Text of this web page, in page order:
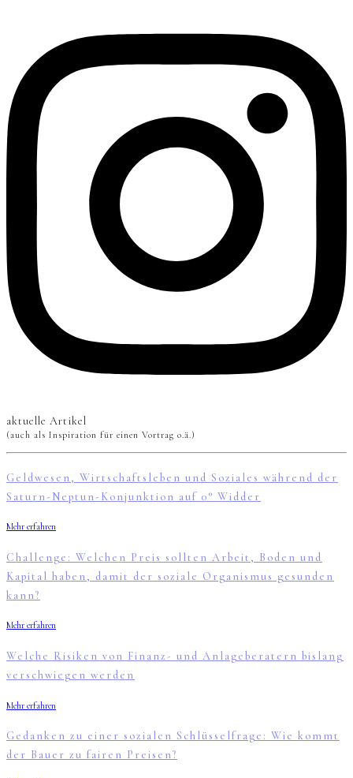
aktuelle Artikel
(auch als Inspiration für einen Vortrag o.ä.)
Geldwesen, Wirtschaftsleben und Soziales während der
Saturn-Neptun-Konjunktion auf 0° Widder
Mehr erfahren
Challenge: Welchen Preis sollten Arbeit, Boden und
Kapital haben, damit der soziale Organismus gesunden
kann?
Mehr erfahren
Welche Risiken von Finanz- und Anlageberatern bislang
verschwiegen werden
Mehr erfahren
Gedanken zu einer sozialen Schlüsselfrage: Wie kommt
der Bauer zu fairen Preisen?